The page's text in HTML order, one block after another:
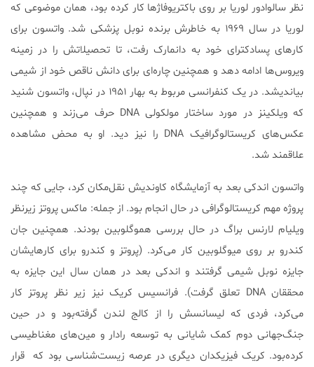
نظر سالوادور لوریا بر روی باکتریوفاژها کار کرده بود، همان موضوعی که
لوریا در سال ۱۹۶۹ به خاطرش برنده نوبل پزشکی شد. واتسون برای
کارهای پسادکترای خود به دانمارک رفت، تا تحصیلاتش را در زمینه
ویروس‌ها ادامه دهد و همچنین چاره‌ای برای دانش ناقص خود از شیمی
بیاندیشد. در یک کنفرانسی مربوط به بهار ۱۹۵۱ در نپال، واتسون شنید
که ویلکینز در مورد ساختار مولکولی DNA حرف می‌زند و همچنین
عکس‌های کریستالوگرافیک DNA را نیز دید. او به محض مشاهده
علاقمند شد.
واتسون اندکی بعد به آزمایشگاه کاوندیش نقل‌مکان کرد، جایی که چند
پروژه مهم کریستالوگرافی در حال انجام بود. از جمله: ماکس پروتز زیرنظر
ویلیام لارنس براگ در حال بررسی هموگلوبین بودند. همچنین جان
کندرو بر روی میوگلوبین کار می‌کرد. (پروتز و کندرو برای کارهایشان
جایزه نوبل شیمی گرفتند و اندکی بعد در همان سال این جایزه به
محققان DNA تعلق گرفت). فرانسیس کریک نیز زیر نظر پروتز کار
می‌کرد، فردی که لیسانسش را از کالج لندن گرفته‌بود و در حین
جنگ‌جهانی دوم کمک شایانی به توسعه رادار و مین‌های مغناطیسی
کرده‌بود. کریک فیزیکدان دیگری در عرصه زیست‌شناسی بود که قرار